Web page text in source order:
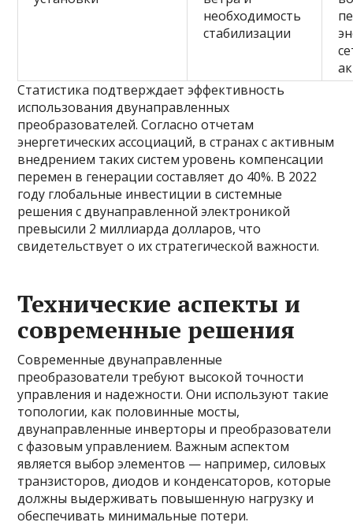
необходимость
стабилизации
Статистика подтверждает эффективность
использования двунаправленных
преобразователей. Согласно отчетам
энергетических ассоциаций, в странах с активным
внедрением таких систем уровень компенсации
перемен в генерации составляет до 40%. В 2022
году глобальные инвестиции в системные
решения с двунаправленной электроникой
превысили 2 миллиарда долларов, что
свидетельствует о их стратегической важности.
Технические аспекты и
современные решения
Современные двунаправленные
преобразователи требуют высокой точности
управления и надежности. Они используют такие
топологии, как половинные мосты,
двунаправленные инверторы и преобразователи
с фазовым управлением. Важным аспектом
является выбор элементов — например, силовых
транзисторов, диодов и конденсаторов, которые
должны выдерживать повышенную нагрузку и
обеспечивать минимальные потери.